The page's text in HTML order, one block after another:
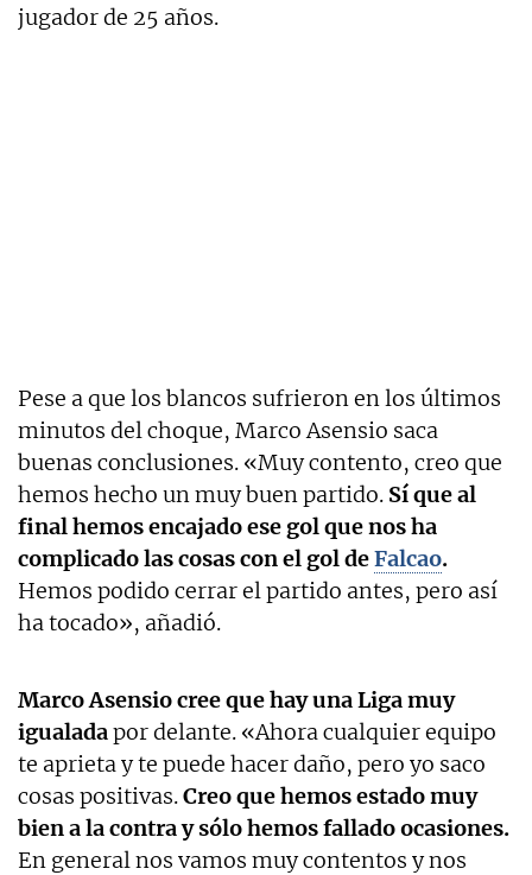
jugador de 25 años.
Pese a que los blancos sufrieron en los últimos
minutos del choque, Marco Asensio saca
buenas conclusiones. «Muy contento, creo que
hemos hecho un muy buen partido. Sí que al
final hemos encajado ese gol que nos ha
complicado las cosas con el gol deFalcao.
Hemos podido cerrar el partido antes, pero así
ha tocado», añadió.
Marco Asensio cree que hay una Liga muy
igualadapor delante. «Ahora cualquier equipo
te aprieta y te puede hacer daño, pero yo saco
cosas positivas.Creo que hemos estado muy
bien a la contra y sólo hemos fallado ocasiones.
En general nos vamos muy contentos y nos